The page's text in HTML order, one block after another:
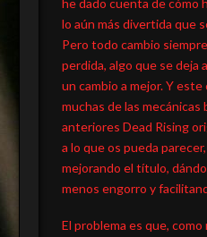
lo aún más divertida que
Pero todo cambio
perdida, algo que se
un cambio a mejor. Y
muchas de las mecánicas
anteriores Dead Rising
a lo que os pueda
mejorando el título,
menos engorro y
El problema es que,